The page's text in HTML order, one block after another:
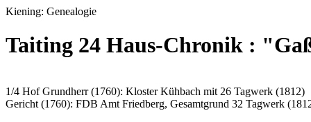
Kiening: Genealogie
Taiting 24 Haus-Chronik :
1/4 Hof Grundherr (1760): Kloster Kühbach mit 26 Tagwerk (1812)
Gericht (1760): FDB Amt Friedberg, Gesamtgrund 32 Tagwerk